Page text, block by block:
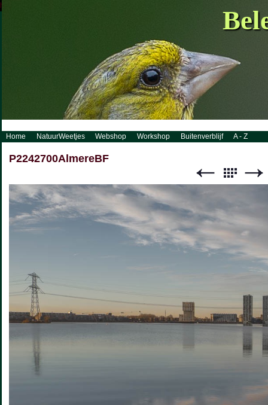
http://www.visueelconcept.nl/sitemap.xml.gz
Home NatuurWeetjes Webshop Workshop Buitenverblijf A - Z
P2242700AlmereBF